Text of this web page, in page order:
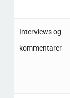
Interviews og
kommentarer